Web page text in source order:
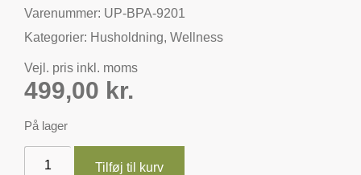
Varenummer: UP-BPA-9201
Kategorier: Husholdning, Wellness
Vejl. pris inkl. moms
499,00 kr.
På lager
Tilføj til kurv